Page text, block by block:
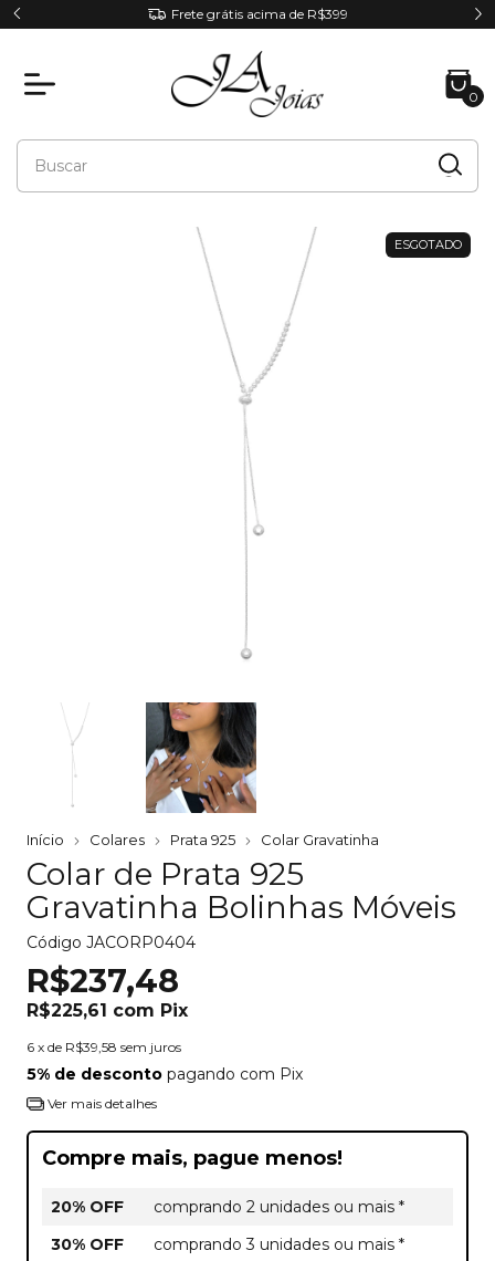
Frete grátis acima de R$399
0
ESGOTADO
Início Colares Prata 925 Colar Gravatinha
Colar de Prata 925
Gravatinha Bolinhas Móveis
Código JACORP0404
R$237,48
R$225,61 com Pix
6 x de R$39,58 sem juros
5% de desconto pagando com Pix
Ver mais detalhes
Compre mais, pague menos!
20% OFF
comprando 2 unidades ou mais *
30% OFF
comprando 3 unidades ou mais *